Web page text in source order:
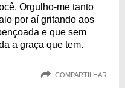
Orgulho-me tanto
por aí gritando aos
e que sem
a graça que tem.
COMPARTILHAR